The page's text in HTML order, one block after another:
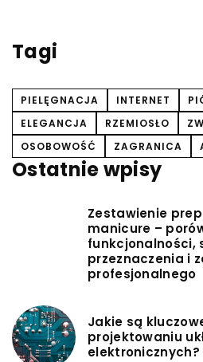
Tagi
PIELĘGNACJA INTERNET
ELEGANCJA
RZEMIOSŁO
OSOBOWOŚĆ
ZAGRANICA
Ostatnie wpisy
Zestawienie
manicure –
funkcjonalności,
przeznaczenia i
profesjonalnego
Jakie są
projektowaniu
elektronicznych?